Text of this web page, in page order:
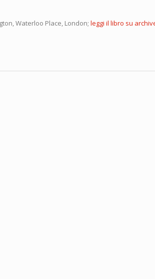
Waterloo Place, London; leggi il libro su